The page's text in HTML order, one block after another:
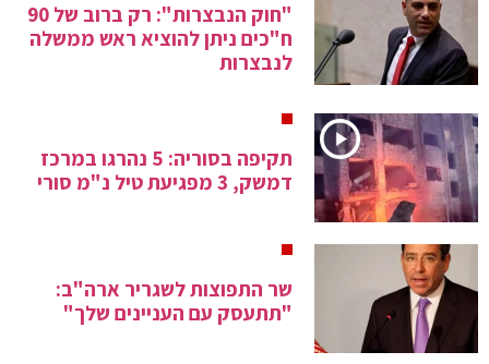
"חוק הנבצרות": רק ברוב של 90
ח"כים ניתן להוציא ראש ממשלה
לנבצרות
תקיפה בסוריה: 5 נהרגו במרכז
דמשק, 3 מפגיעת טיל נ"מ סורי
שר התפוצות לשגריר ארה"ב:
"תתעסק עם העניינים שלך"